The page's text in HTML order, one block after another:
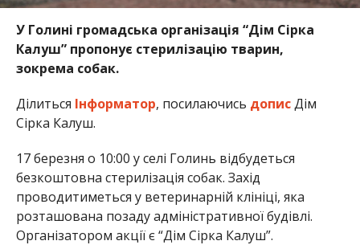
У Голині громадська організація “Дім Сірка
Калуш” пропонує стерилізацію тварин,
зокрема собак.
Ділиться Інформатор, посилаючись дописДім
Сірка Калуш.
17 березня о 10:00 у селі Голинь відбудеться
безкоштовна стерилізація собак. Захід
проводитиметься у ветеринарній клініці, яка
розташована позаду адміністративної будівлі.
Організатором акції є “Дім Сірка Калуш”.